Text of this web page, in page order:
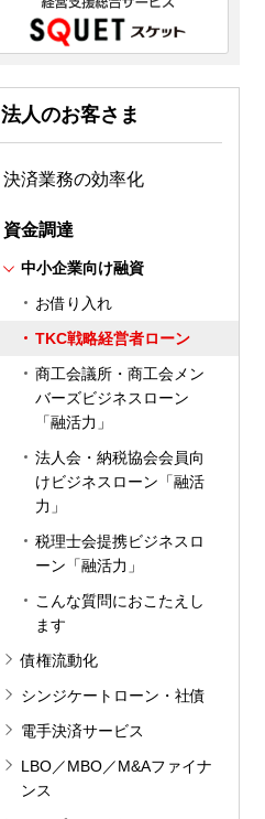
法人のお客さま
決済業務の効率化
資金調達
中小企業向け融資
お借り入れ
TKC戦略経営者ローン
商工会議所・商工会メン
バーズビジネスローン
「融活力」
法人会・納税協会会員向
けビジネスローン「融活
力」
税理士会提携ビジネスロ
ーン「融活力」
こんな質問におこたえし
ます
債権流動化
シンジケートローン・社債
電手決済サービス
LBO／MBO／M&Aファイナ
ンス